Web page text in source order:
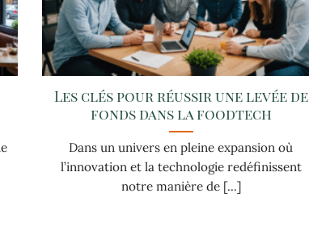
Les clés pour réussir une levée de
fonds dans la foodtech
Dans un univers en pleine expansion où
l’innovation et la technologie redéfinissent
notre manière de [...]